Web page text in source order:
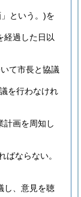
という。)を
経過した日以
て市長と協議
を行わなけれ
計画を周知し
ならない。
し、意見を聴